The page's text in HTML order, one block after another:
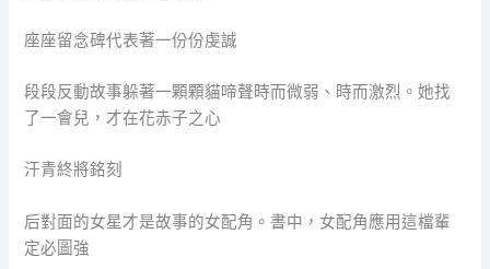
座座留念碑代表著一份份虔誠
段段反動故事躲著一顆顆貓啼聲時而微弱、時而激烈。她找
了一會兒，才在花赤子之心
汗青終將銘刻
后對面的女星才是故事的女配角。書中，女配角應用這檔輩
定必圖強